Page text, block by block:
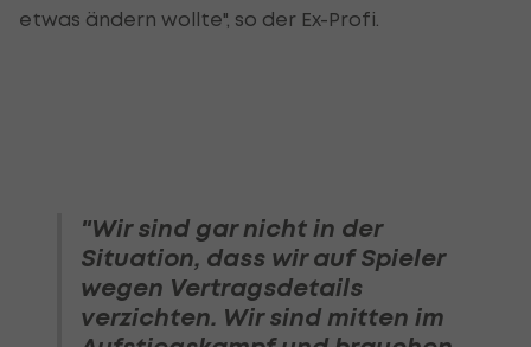
etwas ändern wollte", so der Ex-Profi.
"Wir sind gar nicht in der
Situation, dass wir auf Spieler
wegen Vertragsdetails
verzichten. Wir sind mitten im